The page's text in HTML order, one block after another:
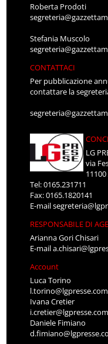
Roberta Prodoti
Stefania Muscolo
CONTATTACI
Per pubblicazione
contattare la
LG
via
11100
Tel: 0165.231711
Fax: 0165.1820141
E-mail
RESPONSABILE DI
Arianna Gori Chisari
E-mail
Account
Luca Torino
l.torino@lgpresse.com
Ivana Cretier
i.cretier@lgpresse.com
Daniele Fimiano